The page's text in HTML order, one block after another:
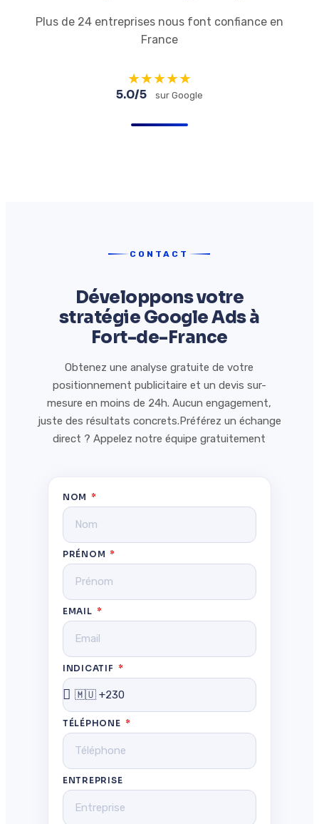
Plus de 24 entreprises nous font confiance en
France
★★★★★
5.0/5 sur Google
CONTACT
Développons votre
stratégie Google Ads à
Fort-de-France
Obtenez une analyse gratuite de votre
positionnement publicitaire et un devis sur-
mesure en moins de 24h. Aucun engagement,
juste des résultats concrets.Préférez un échange
direct ? Appelez notre équipe gratuitement
NOM
PRÉNOM
EMAIL
INDICATIF
TÉLÉPHONE
ENTREPRISE